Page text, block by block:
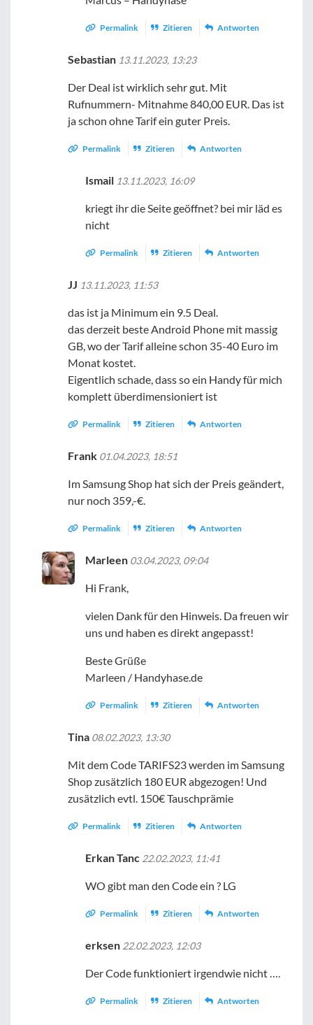
Permalink Zitieren Antworten
Sebastian 13.11.2023, 13:23
Der Deal ist wirklich sehr gut. Mit
Rufnummern- Mitnahme 840,00 EUR. Das ist
ja schon ohne Tarif ein guter Preis.
Permalink Zitieren Antworten
Ismail 13.11.2023, 16:09
kriegt ihr die Seite geöffnet? bei mir läd es
nicht
Permalink Zitieren Antworten
JJ 13.11.2023, 11:53
das ist ja Minimum ein 9.5 Deal.
das derzeit beste Android Phone mit massig
GB, wo der Tarif alleine schon 35-40 Euro im
Monat kostet.
Eigentlich schade, dass so ein Handy für mich
komplett überdimensioniert ist
Permalink Zitieren Antworten
Frank 01.04.2023, 18:51
Im Samsung Shop hat sich der Preis geändert,
nur noch 359,-€.
Permalink Zitieren Antworten
Marleen 03.04.2023, 09:04
Hi Frank,
vielen Dank für den Hinweis. Da freuen wir
uns und haben es direkt angepasst!
Beste Grüße
Marleen / Handyhase.de
Permalink Zitieren Antworten
Tina 08.02.2023, 13:30
Mit dem Code TARIFS23 werden im Samsung
Shop zusätzlich 180 EUR abgezogen! Und
zusätzlich evtl. 150€ Tauschprämie
Permalink Zitieren Antworten
Erkan Tanc 22.02.2023, 11:41
WO gibt man den Code ein ? LG
Permalink Zitieren Antworten
erksen 22.02.2023, 12:03
Der Code funktioniert irgendwie nicht ….
Permalink Zitieren Antworten